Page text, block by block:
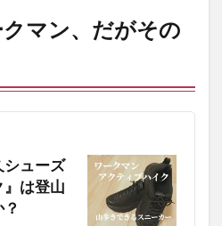
マン、だがその
シューズ
』は登山